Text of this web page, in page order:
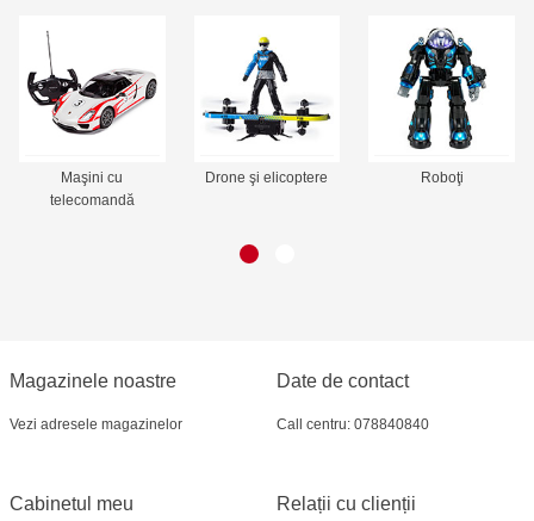
Maşini cu
telecomandă
Drone şi elicoptere Roboţi
Magazinele noastre
Vezi adresele magazinelor
Relații cu clienții
Cabinetul meu
Date de contact
Call centru: 078840840